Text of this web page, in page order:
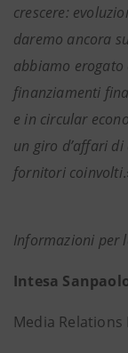
crescere:
daremo ancora
abbiamo
finanziamenti
e in circular
un giro d’affari
fornitori coinvolti
Informazioni per
Intesa
Media